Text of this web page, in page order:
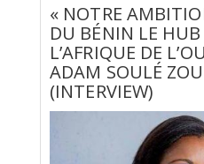
« NOTRE
DU BÉNIN LE
L’AFRIQUE DE
ADAM SOULÉ
(INTERVIEW)